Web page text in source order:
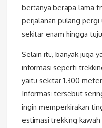
bertanya berapa lama
perjalanan pulang pergi
sekitar enam hingga
Selain itu, banyak juga
informasi seperti
yaitu sekitar 1.300
Informasi tersebut
ingin memperkirakan
estimasi trekking